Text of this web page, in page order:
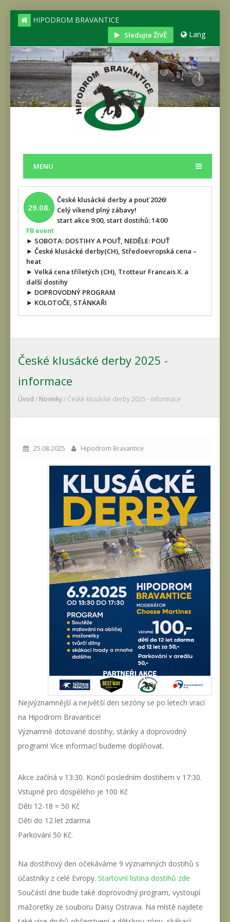
HIPODROM BRAVANTICE
Sledujte ŽIVĚ Lang
MENU
29.08.
České klusácké derby a pouť 2026!
Celý víkend plný zábavy!
start akce 9:00, start dostihů: 14:00
FB event
► SOBOTA: DOSTIHY A POUŤ, NEDĚLE: POUŤ
► České klusácké derby(CH), Středoevropská cena –
heat
► Velká cena tříletých (CH), Trotteur Francais X. a
další dostihy
► DOPROVODNÝ PROGRAM
► KOLOTOČE, STÁNKAŘI
České klusácké derby 2025 -
informace
Úvod / Novinky/ České klusácké derby 2025 - informace
25.08.2025 Hipodrom Bravantice
Nejvýznamnější a největší den sezóny se po letech vrací
na Hipodrom Bravantice!
Významně dotované dostihy, stánky a doprovodný
program! Více informací budeme doplňovat.
Akce začíná v 13:30. Končí posledním dostihem v 17:30.
Vstupné pro dospělého je 100 Kč
Děti 12-18 = 50 Kč
Děti do 12 let zdarma
Parkování 50 Kč.
Na dostihový den očekáváme 9 významných dostihů s
účastníky z celé Evropy. Startovní listina dostihů zde
Součástí dne bude také doprovodný program, vystoupí
mažoretky ze souboru Daisy Ostrava. Na místě najdete